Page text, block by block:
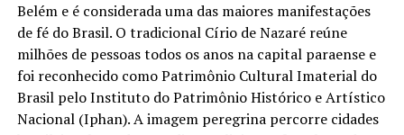
Beléme é considerada uma das maiores manifestações
de fé do Brasil. O tradicional Círio de Nazaré reúne
milhões de pessoas todos os anos na capital paraense e
foi reconhecido como Patrimônio Cultural Imaterial do
Brasil peloInstituto do Patrimônio Histórico e Artístico
Nacional(Iphan). A imagem peregrina percorre cidades